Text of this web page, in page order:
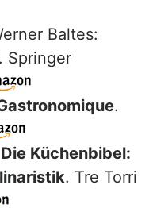
Baltes:
. Springer
.
Die Küchenbibel:
. Tre Torri